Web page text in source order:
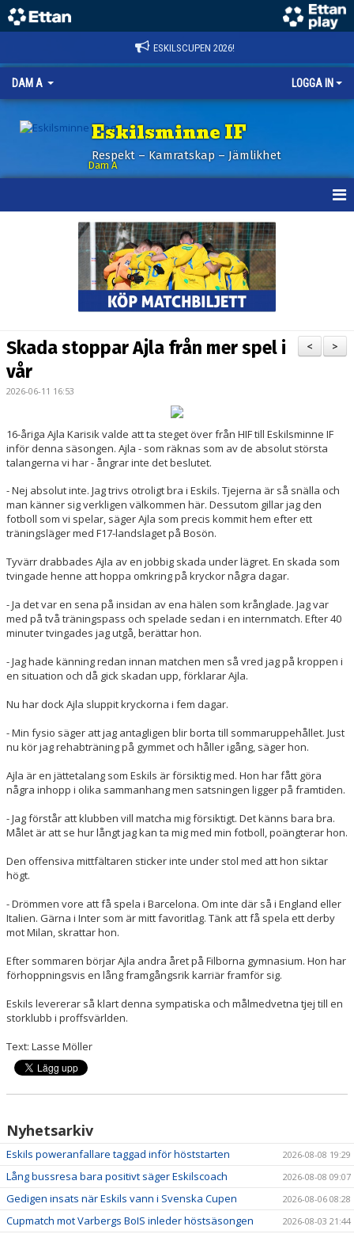
ESKILSCUPEN 2026!
DAM A LOGGA IN
Eskilsminne IF
Respekt – Kamratskap – Jämlikhet
Dam A
BILDGALLERI
DOKUMENT
KONTAKT
MATCHER
DIV. 1 SÖDRA
DAM AKADEMI - DIVISION 2
>
<
Skada stoppar Ajla från mer spel i
vår
2026-06-11 16:53
16-åriga Ajla Karisik valde att ta steget över från HIF till Eskilsminne IF
inför denna säsongen. Ajla - som räknas som av de absolut största
talangerna vi har - ångrar inte det beslutet.
- Nej absolut inte. Jag trivs otroligt bra i Eskils. Tjejerna är så snälla och
man känner sig verkligen välkommen här. Dessutom gillar jag den
fotboll som vi spelar, säger Ajla som precis kommit hem efter ett
träningsläger med F17-landslaget på Bosön.
Tyvärr drabbades Ajla av en jobbig skada under lägret. En skada som
tvingade henne att hoppa omkring på kryckor några dagar.
- Ja det var en sena på insidan av ena hälen som krånglade. Jag var
med på två träningspass och spelade sedan i en internmatch. Efter 40
minuter tvingades jag utgå, berättar hon.
- Jag hade känning redan innan matchen men så vred jag på kroppen i
en situation och då gick skadan upp, förklarar Ajla.
Nu har dock Ajla sluppit kryckorna i fem dagar.
- Min fysio säger att jag antagligen blir borta till sommaruppehållet. Just
nu kör jag rehabträning på gymmet och håller igång, säger hon.
Ajla är en jättetalang som Eskils är försiktig med. Hon har fått göra
några inhopp i olika sammanhang men satsningen ligger på framtiden.
- Jag förstår att klubben vill matcha mig försiktigt. Det känns bara bra.
Målet är att se hur långt jag kan ta mig med min fotboll, poängterar hon.
Den offensiva mittfältaren sticker inte under stol med att hon siktar
högt.
- Drömmen vore att få spela i Barcelona. Om inte där så i England eller
Italien. Gärna i Inter som är mitt favoritlag. Tänk att få spela ett derby
mot Milan, skrattar hon.
Efter sommaren börjar Ajla andra året på Filborna gymnasium. Hon har
förhoppningsvis en lång framgångsrik karriär framför sig.
Eskils levererar så klart denna sympatiska och målmedvetna tjej till en
storklubb i proffsvärlden.
Text: Lasse Möller
Nyhetsarkiv
Eskils poweranfallare taggad inför höststarten 2026-08-08 19:29
Lång bussresa bara positivt säger Eskilscoach 2026-08-08 09:07
Gedigen insats när Eskils vann i Svenska Cupen 2026-08-06 08:28
Cupmatch mot Varbergs BoIS inleder höstsäsongen 2026-08-03 21:44